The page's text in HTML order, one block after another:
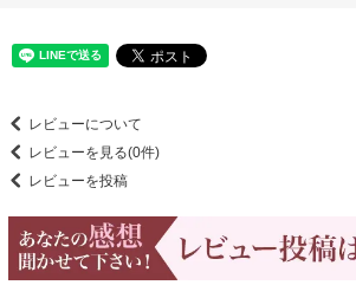
レビューについて
レビューを見る(0件)
レビューを投稿